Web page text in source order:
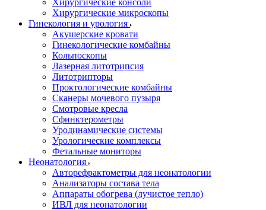
Хирургические консоли
Хирургические микроскопы
Гинекология и урология
Акушерские кровати
Гинекологические комбайны
Кольпоскопы
Лазерная литотрипсия
Литотрипторы
Проктологические комбайны
Сканеры мочевого пузыря
Смотровые кресла
Сфинктерометры
Уродинамические системы
Урологические комплексы
Фетальные мониторы
Неонатология
Авторефрактометры для неонатологии
Анализаторы состава тела
Аппараты обогрева (лучистое тепло)
ИВЛ для неонатологии